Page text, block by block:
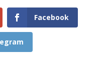
Facebook